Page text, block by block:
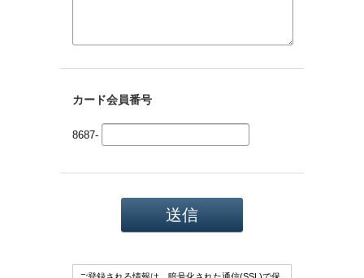
カード会員番号
8687-